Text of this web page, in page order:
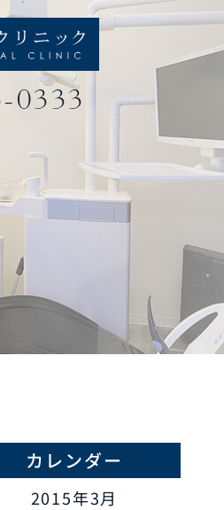
0333
カレンダー
2015年3月